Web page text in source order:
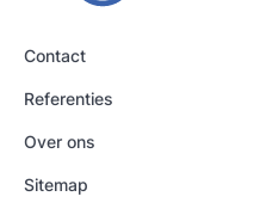
Contact
Referenties
Over ons
Sitemap